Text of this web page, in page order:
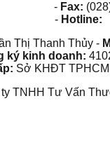
- Fax:
- Hotline:
Thị Thanh Thủy -
ký kinh doanh:
Sở KHĐT TPHCM
TNHH Tư Vấn